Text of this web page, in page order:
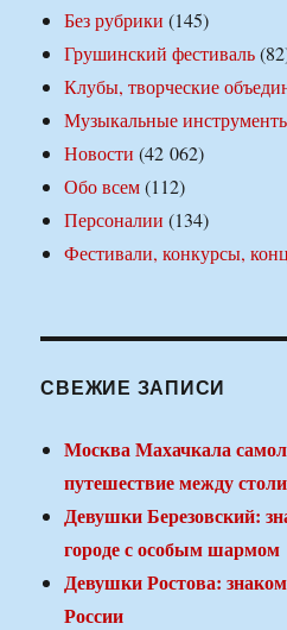
Без рубрики (145)
Грушинский фестиваль
Клубы, творческие
Музыкальные
Новости (42 062)
Обо всем(112)
Персоналии (134)
Фестивали, конкурсы,
СВЕЖИЕ ЗАПИСИ
Москва Махачкала
путешествие между
Девушки Березовский:
городе с особым шармом
Девушки Ростова:
России